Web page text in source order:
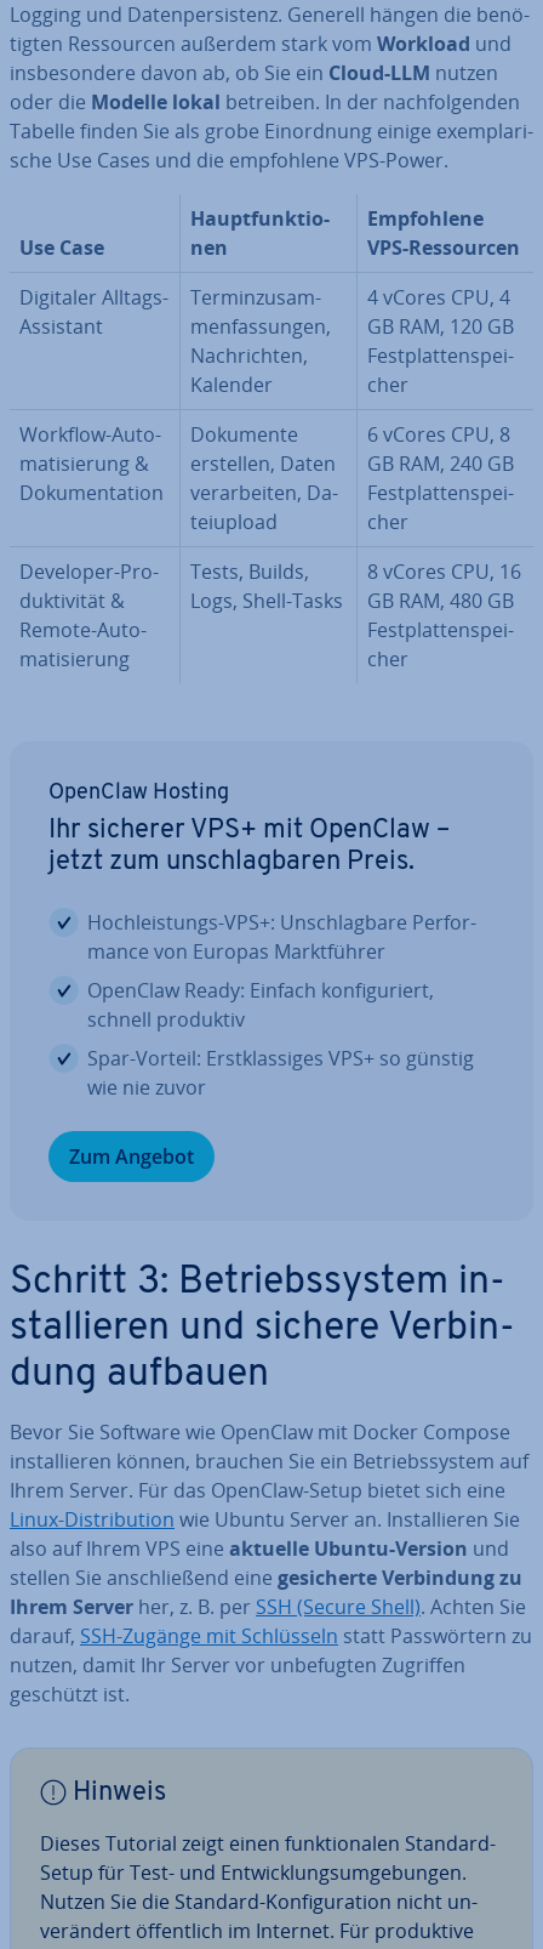
Logging und Da­ten­per­sis­tenz. Generell hängen die be­nö­
tig­ten Res­sour­cen außerdem stark vom Workload und
ins­be­son­de­re davon ab, ob Sie ein Cloud-LLM nutzen
oder die Modelle lokal betreiben. In der nach­fol­gen­den
Tabelle finden Sie als grobe Ein­ord­nung einige ex­em­pla­ri­
sche Use Cases und die emp­foh­le­ne VPS-Power.
Use Case
Haupt­funk­tio­
nen
Emp­foh­le­ne
VPS-Res­sour­cen
Digitaler Alltags-
Assistant
Ter­min­zu­sam­
men­fas­sun­gen,
Nach­rich­ten,
Kalender
4 vCores CPU, 4
GB RAM, 120 GB
Fest­plat­ten­spei­
cher
Workflow-Au­to­
ma­ti­sie­rung &
Do­ku­men­ta­ti­on
Dokumente
erstellen, Daten
ver­ar­bei­ten, Da­
tei­upload
6 vCores CPU, 8
GB RAM, 240 GB
Fest­plat­ten­spei­
cher
Developer-Pro­
duk­ti­vi­tät &
Remote-Au­to­
ma­ti­sie­rung
Tests, Builds,
Logs, Shell-Tasks
8 vCores CPU, 16
GB RAM, 480 GB
Fest­plat­ten­spei­
cher
OpenClaw Hosting
Ihr sicherer VPS+ mit OpenClaw –
jetzt zum un­schlag­ba­ren Preis.
Hoch­leis­tungs-VPS+: Un­schlag­ba­re Per­for­
mance von Europas Markt­füh­rer
OpenClaw Ready: Einfach kon­fi­gu­riert,
schnell produktiv
Spar-Vorteil: Erst­klas­si­ges VPS+ so günstig
wie nie zuvor
Zum Angebot
Schritt 3: Be­triebs­sys­tem in­
stal­lie­ren und sichere Ver­bin­
dung aufbauen
Bevor Sie Software wie OpenClaw mit Docker Compose
in­stal­lie­ren können, brauchen Sie ein Be­triebs­sys­tem auf
Ihrem Server. Für das OpenClaw-Setup bietet sich eine
Linux-Dis­tri­bu­ti­on wie Ubuntu Server an. In­stal­lie­ren Sie
also auf Ihrem VPS eine aktuelle Ubuntu-Version und
stellen Sie an­schlie­ßend eine ge­si­cher­te Ver­bin­dung zu
Ihrem Server her, z. B. per SSH (Secure Shell). Achten Sie
darauf, SSH-Zugänge mit Schlüs­seln statt Pass­wör­tern zu
nutzen, damit Ihr Server vor un­be­fug­ten Zugriffen
geschützt ist.
Hinweis
Dieses Tutorial zeigt einen funk­tio­na­len Standard-
Setup für Test- und Ent­wick­lungs­um­ge­bun­gen.
Nutzen Sie die Standard-Kon­fi­gu­ra­ti­on nicht un­
ver­än­dert öf­fent­lich im Internet. Für pro­duk­ti­ve